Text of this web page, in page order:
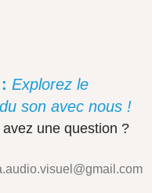
Explorez le
son avec nous !
avez une question ?